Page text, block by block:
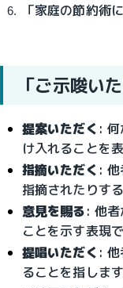
「家庭の節約術
「ご示唆い
提案いただく :
け入れることを表
指摘いただく : 他
指摘されたりす
意見を賜る: 他
ことを示す表現で
提唱いただく :
ることを指します